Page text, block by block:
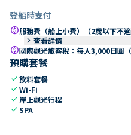
登船時支付
paid服務費（船上小費）（2歲以下不適
keyboard_arrow_right 查看詳情
paid國際觀光旅客稅：每人3,000日圓
預購套餐
check飲料套餐
checkWi-Fi
check 岸上觀光行程
checkSPA